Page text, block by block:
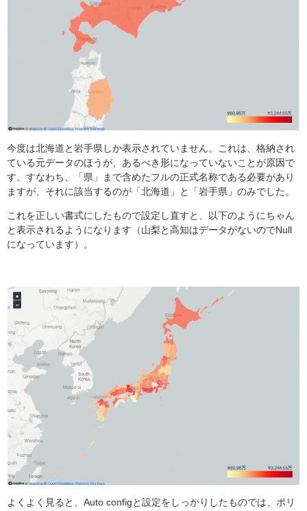
今度は北海道と岩手県しか表示されていません。これは、格納され
ている元データのほうが、あるべき形になっていないことが原因で
す。すなわち、「県」まで含めたフルの正式名称である必要があり
ますが、それに該当するのが「北海道」と「岩手県」のみでした。
これを正しい書式にしたもので設定し直すと、以下のようにちゃん
と表示されるようになります（山梨と高知はデータがないのでNull
になっています）。
よくよく見ると、Auto configと設定をしっかりしたものでは、ポリ